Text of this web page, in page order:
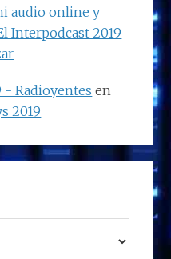
audio online y
Interpodcast 2019
- Radioyentes en
2019